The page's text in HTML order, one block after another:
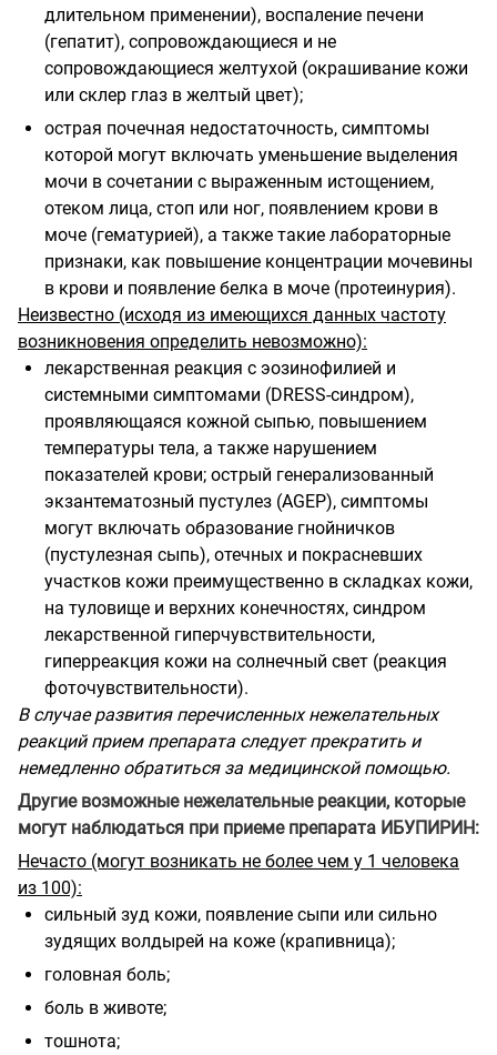
длительном применении), воспаление печени
(гепатит), сопровождающиеся и не
сопровождающиеся желтухой (окрашивание кожи
или склер глаз в желтый цвет);
острая почечная недостаточность, симптомы
которой могут включать уменьшение выделения
мочи в сочетании с выраженным истощением,
отеком лица, стоп или ног, появлением крови в
моче (гематурией), а также такие лабораторные
признаки, как повышение концентрации мочевины
в крови и появление белка в моче (протеинурия).
Неизвестно (исходя из имеющихся данных частоту
возникновения определить невозможно):
лекарственная реакция с эозинофилией и
системными симптомами (DRESS-синдром),
проявляющаяся кожной сыпью, повышением
температуры тела, а также нарушением
показателей крови; острый генерализованный
экзантематозный пустулез (AGEP), симптомы
могут включать образование гнойничков
(пустулезная сыпь), отечных и покрасневших
участков кожи преимущественно в складках кожи,
на туловище и верхних конечностях, синдром
лекарственной гиперчувствительности,
гиперреакция кожи на солнечный свет (реакция
фоточувствительности).
В случае развития перечисленных нежелательных
реакций прием препарата следует прекратить и
немедленно обратиться за медицинской помощью.
Другие возможные нежелательные реакции, которые
могут наблюдаться при приеме препарата ИБУПИРИН:
Нечасто (могут возникать не более чем у 1 человека
из 100):
сильный зуд кожи, появление сыпи или сильно
зудящих волдырей на коже (крапивница);
головная боль;
боль в животе;
тошнота;